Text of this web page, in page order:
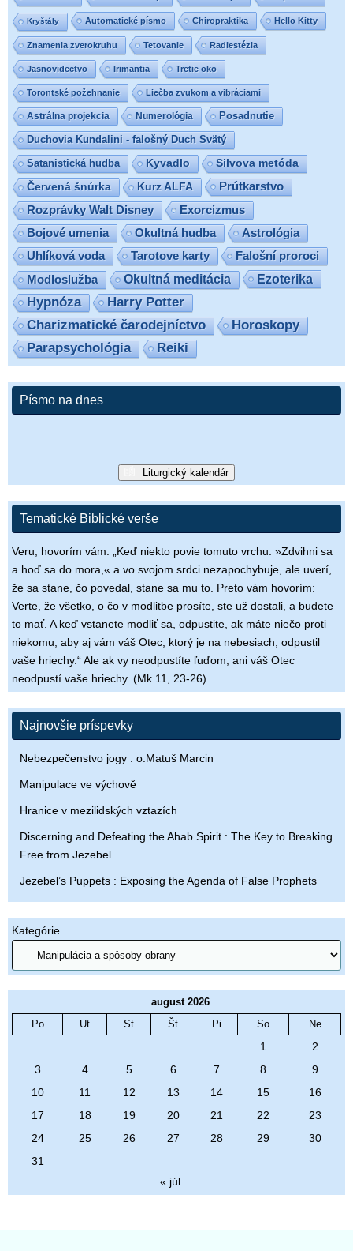
Kryštály Automatické písmo Chiropraktika Hello Kitty
Znamenia zverokruhu Tetovanie Radiestézia
Jasnovidectvo Irimantia Tretie oko
Torontské požehnanie Liečba zvukom a vibráciami
Astrálna projekcia Numerológia
Posadnutie
Duchovia Kundalini - falošný Duch Svätý
Satanistická hudba
Kyvadlo
Silvova metóda
Červená šnúrka
Kurz ALFA
Prútkarstvo
Rozprávky Walt Disney
Exorcizmus
Bojové umenia
Okultná hudba
Astrológia
Uhlíková voda
Tarotove karty
Falošní proroci
Modloslužba
Okultná meditácia Ezoterika
Hypnóza
Harry Potter
Charizmatické čarodejníctvo
Horoskopy
Parapsychológia
Reiki
Písmo na dnes
Liturgický kalendár
Tematické Biblické verše
Veru, hovorím vám: „Keď niekto povie tomuto vrchu: »Zdvihni sa
a hoď sa do mora,« a vo svojom srdci nezapochybuje, ale uverí,
že sa stane, čo povedal, stane sa mu to. Preto vám hovorím:
Verte, že všetko, o čo v modlitbe prosíte, ste už dostali, a budete
to mať. A keď vstanete modliť sa, odpustite, ak máte niečo proti
niekomu, aby aj vám váš Otec, ktorý je na nebesiach, odpustil
vaše hriechy.“ Ale ak vy neodpustíte ľuďom, ani váš Otec
neodpustí vaše hriechy. (Mk 11, 23-26)
Najnovšie príspevky
Nebezpečenstvo jogy . o.Matuš Marcin
Manipulace ve výchově
Hranice v mezilidských vztazích
Discerning and Defeating the Ahab Spirit : The Key to Breaking
Free from Jezebel
Jezebel’s Puppets : Exposing the Agenda of False Prophets
Kategórie
august 2026
Po
Ut St Št Pi So Ne
1
2
3
4 5 6 7 8
9
10
11 12 13 14 15
16
17
18 19 20 21 22
23
24
25 26 27 28 29
30
31
« júl